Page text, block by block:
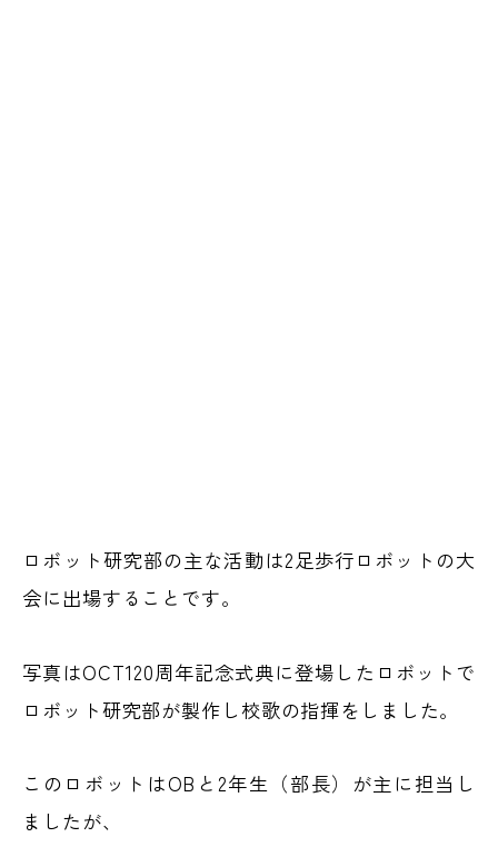
ロボット研究部の主な活動は2足歩行ロボットの大
会に出場することです。
写真はOCT120周年記念式典に登場したロボットで
ロボット研究部が製作し校歌の指揮をしました。
このロボットはOBと2年生（部長）が主に担当し
ましたが、